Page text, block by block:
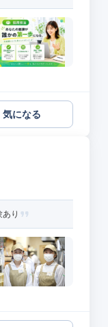
気になる
り